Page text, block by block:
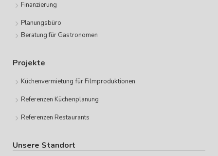
Finanzierung
Planungsbüro
Beratung für Gastronomen
Projekte
Küchenvermietung für Filmproduktionen
Referenzen Küchenplanung
Referenzen Restaurants
Unsere Standort